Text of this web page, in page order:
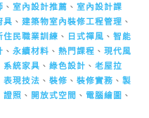
、 室內設計推薦 、 室內設計課
具 、 建築物室內裝修工程管理 、
住民職業訓練 、 日式禪風 、 智能
、 永續材料 、 熱門課程 、 現代風
系統家具 、 綠色設計 、 老屋拉
表現技法 、 裝修 、 裝修實務 、 製
證照 、 開放式空間 、 電腦繪圖 、